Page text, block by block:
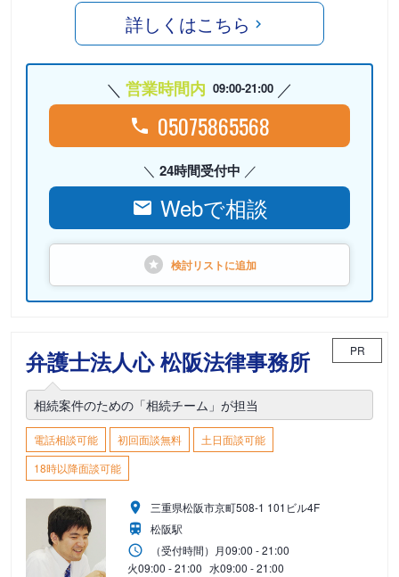
詳しくはこちら
営業時間内 09:00-21:00
05075865568
24時間受付中
Webで相談
検討リストに追加
弁護士法人心 松阪法律事務所 PR
相続案件のための「相続チーム」が担当
電話相談可能 初回面談無料
土日面談可能
18時以降面談可能
三重県松阪市京町508-1 101ビル4F
松阪駅
（受付時間） 月09:00 - 21:00
火09:00 - 21:00 水09:00 - 21:00